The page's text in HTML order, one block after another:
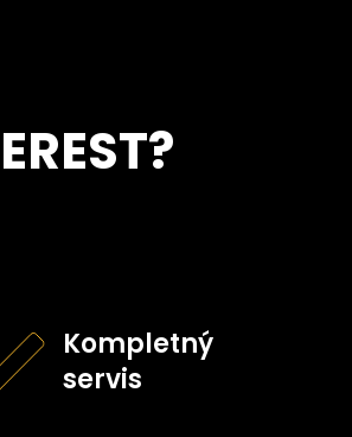
Kompletný
servis